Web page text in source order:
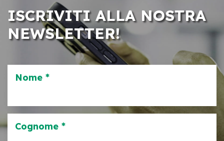
ISCRIVITI ALLA NOSTRA
NEWSLETTER!
Nome *
Cognome *